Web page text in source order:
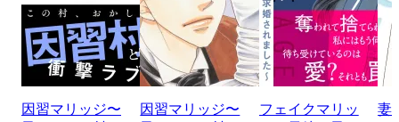
因習マリッジ〜
因習マリッジ〜
フェイクマリッ
妻